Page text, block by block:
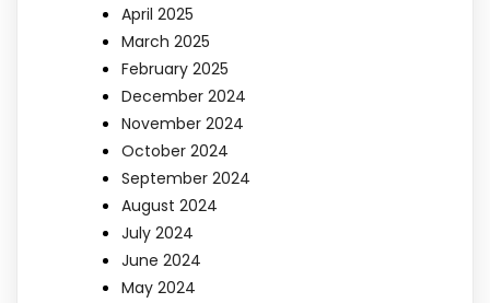
April 2025
March 2025
February 2025
December 2024
November 2024
October 2024
September 2024
August 2024
July 2024
June 2024
May 2024